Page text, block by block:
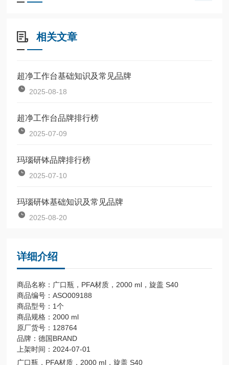
相关文章
超净工作台基础知识及常见品牌
2025-08-18
超净工作台品牌排行榜
2025-07-09
玛瑙研钵品牌排行榜
2025-07-10
玛瑙研钵基础知识及常见品牌
2025-08-20
详细介绍
商品名称：广口瓶，PFA材质，2000 ml，旋盖 S40
商品编号：ASO009188
商品型号：1个
商品规格：2000 ml
原厂货号：128764
品牌：德国BRAND
上架时间：2024-07-01
广口瓶，PFA材质，2000 ml，旋盖 S40